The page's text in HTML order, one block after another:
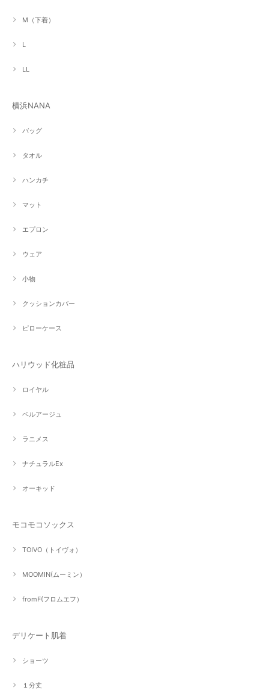
M（下着）
L
LL
横浜NANA
バッグ
タオル
ハンカチ
マット
エプロン
ウェア
小物
クッションカバー
ピローケース
ハリウッド化粧品
ロイヤル
ベルアージュ
ラニメス
ナチュラルEx
オーキッド
モコモコソックス
TOIVO（トイヴォ）
MOOMIN(ムーミン）
fromF(フロムエフ）
デリケート肌着
ショーツ
１分丈